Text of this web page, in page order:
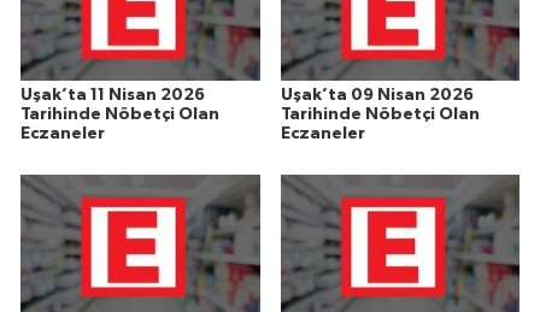
Uşak’ta 11 Nisan 2026
Tarihinde Nöbetçi Olan
Eczaneler
Uşak’ta 09 Nisan 2026
Tarihinde Nöbetçi Olan
Eczaneler